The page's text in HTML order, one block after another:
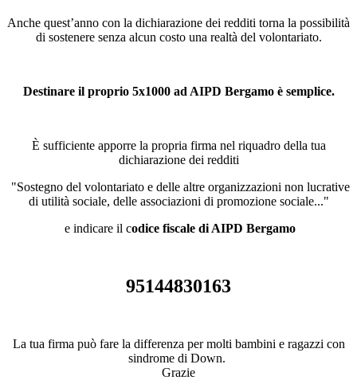
Anche quest’anno con la dichiarazione dei redditi torna la possibilità
di sostenere senza alcun costo una realtà del volontariato.
Destinare il proprio 5x1000 ad AIPD Bergamo è semplice.
È sufficiente apporre la propria firma nel riquadro della tua
dichiarazione dei redditi
"Sostegno del volontariato e delle altre organizzazioni non lucrative
di utilità sociale, delle associazioni di promozione sociale..."
e indicare il codice fiscale di AIPD Bergamo
95144830163
La tua firma può fare la differenza per molti bambini e ragazzi con
sindrome di Down.
Grazie